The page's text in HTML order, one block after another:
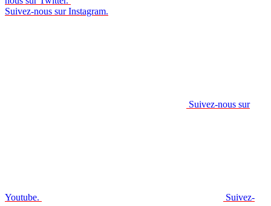
Suivez-nous sur Instagram.
Suivez-nous sur
Youtube. Suivez-